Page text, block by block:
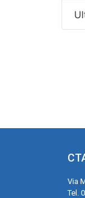
Via
Tel.